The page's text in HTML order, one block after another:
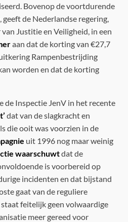
Bovenop de voortdurende
de Nederlandse regering,
Justitie en Veiligheid, in een
aan dat de korting van €27,7
Rampenbestrijding
worden en dat de korting
de Inspectie JenV in het recente
dat van de slagkracht en
die ooit was voorzien in de
uit 1996 nog maar weinig
waarschuwtdat de
is voorbereid op
incidenten en dat bijstand
gaat van de reguliere
feitelijk geen volwaardige
meer gereed voor